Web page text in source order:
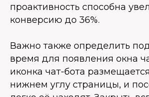
проактивность способна
конверсию до 36%.
Важно также определить
время для появления окна
иконка чат-бота
нижнем углу страницы, и